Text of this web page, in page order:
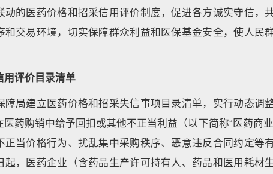
动的医药价格和招采信用评价制度，促进各方诚实守信，
和交易环境，切实保障群众利益和医保基金安全，使人民
用评价目录清单
障局建立医药价格和招采失信事项目录清单，实行动态调
医药购销中给予回扣或其他不正当利益（以下简称“医药商
正当价格行为、扰乱集中采购秩序、恶意违反合同约定等
起，医药企业（含药品生产许可持有人、药品和医用耗材